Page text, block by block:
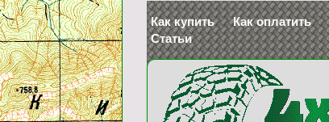
Как купить Как оплатить
Статьи